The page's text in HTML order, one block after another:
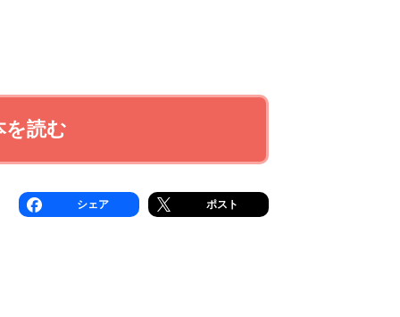
を読む
シェア ポスト